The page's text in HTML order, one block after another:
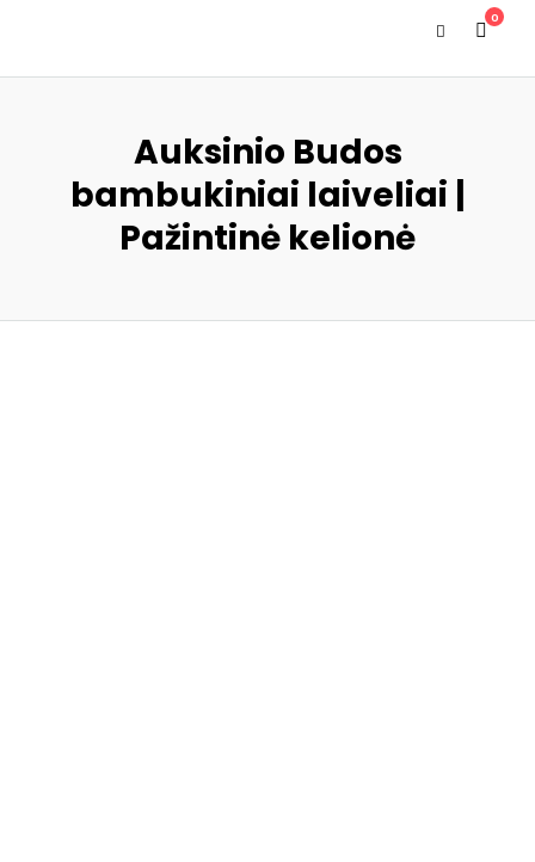
0
Auksinio Budos
bambukiniai laiveliai |
Pažintinė kelionė